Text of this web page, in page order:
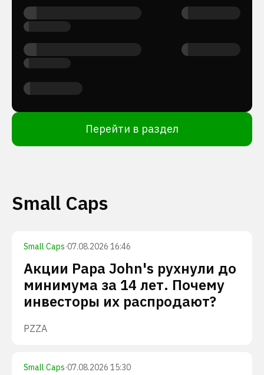
Перейти в раздел
Small Caps
Small Caps·07.08.2026 16:46
Акции Papa John's рухнули до
минимума за 14 лет. Почему
инвесторы их распродают?
PZZA
Small Caps·07.08.2026 15:30